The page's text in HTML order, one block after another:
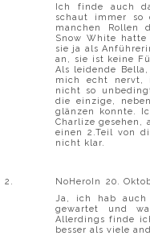
Ich finde auch
schaut immer so
manchen Rollen
Snow White
sie ja als
an, sie ist keine
Als leidende
mich echt nervt,
nicht so
die einzige,
glänzen konnte.
Charlize gesehen,
einen 2.Teil von
nicht klar.
NoHeroIn
20.
Ja, ich hab auch
gewartet und
Allerdings finde
besser als viele